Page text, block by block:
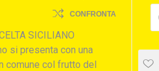
CONFRONTA
SICILIANO
si presenta con una
comune col frutto del